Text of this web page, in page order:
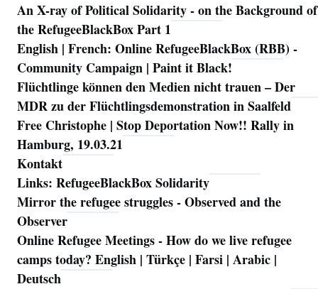
Navigation
An X-ray of Political Solidarity - on the Background of
the RefugeeBlackBox Part 1
English | French: Online RefugeeBlackBox (RBB) -
Community Campaign | Paint it Black!
Flüchtlinge können den Medien nicht trauen – Der
MDR zu der Flüchtlingsdemonstration in Saalfeld
Free Christophe | Stop Deportation Now!! Rally in
Hamburg, 19.03.21
Kontakt
Links: RefugeeBlackBox Solidarity
Mirror the refugee struggles - Observed and the
Observer
Online Refugee Meetings - How do we live refugee
camps today? English | Türkçe | Farsi | Arabic |
Deutsch